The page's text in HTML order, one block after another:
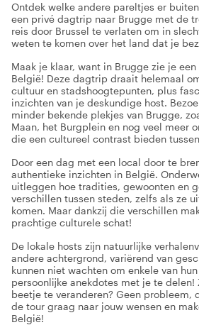
Ontdek welke andere pareltjes er
een privé dagtrip naar Brugge met de
reis door Brussel te verlaten om in
weten te komen over het land dat je
Maak je klaar, want in Brugge zie je
België! Deze dagtrip draait helemaal
cultuur en stadshoogtepunten, plus
inzichten van je deskundige host.
minder bekende plekjes van Brugge,
Maan, het Burgplein en nog veel meer
die een cultureel contrast bieden
Door een dag met een local door te
authentieke inzichten in België.
uitleggen hoe tradities, gewoonten en
verschillen tussen steden, zelfs als ze
komen. Maar dankzij die verschillen
prachtige culturele schat!
De lokale hosts zijn natuurlijke
andere achtergrond, variërend van
kunnen niet wachten om enkele van
persoonlijke anekdotes met je te delen!
beetje te veranderen? Geen probleem,
de tour graag naar jouw wensen en
België!